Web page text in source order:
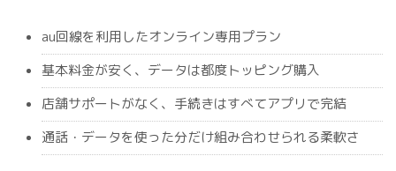
au回線を利用したオンライン専用プラン
基本料金が安く、データは都度トッピング購入
店舗サポートがなく、手続きはすべてアプリで完結
通話・データを使った分だけ組み合わせられる柔軟さ